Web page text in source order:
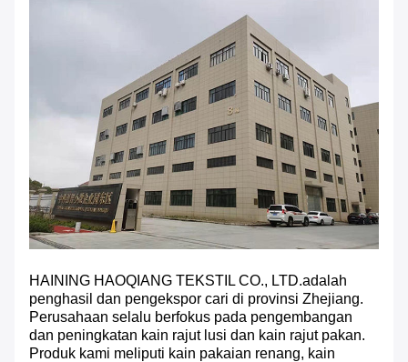
HAINING HAOQIANG TEKSTIL CO., LTD.adalah
penghasil dan pengekspor cari di provinsi Zhejiang.
Perusahaan selalu berfokus pada pengembangan
dan peningkatan kain rajut lusi dan kain rajut pakan.
Produk kami meliputi kain pakaian renang, kain